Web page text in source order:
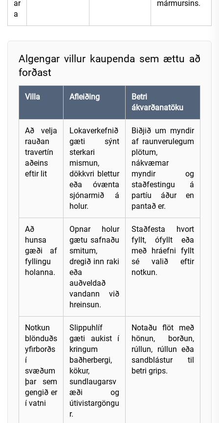
ar
a
mármursins.
Algengar villur kaupenda sem ættu að
forðast
Villa Afleiðing
Betri
ákvarðanatöku
Að velja
rauðan
travertín
aðeins
eftir lit
Lokaverkefnið
gæti sýnt
sterkari
mismun,
dökkvri blettur
eða óvænta
sjónarmið á
holur.
Biðjið um myndir
af raunverulegum
plötum,
nákvæmar
myndir og
staðfestingu á
partíu áður en
pantað er.
Að
hunsa
gæði af
fyllingu
holanna.
Opnar holur
gætu safnaðu
smitum,
dregið inn raki
eða
auðveldað
vandann við
hreinsun.
Staðfesta hvort
fyllt, ófyllt eða
með hráefni fyllt
sé valið eftir
notkun.
Notkun
blönduðs
yfirborðs
í
svæðum
þar sem
gengið er
í vatni
Slippuhlíf
gæti aukist í
kringum
baðherbergi,
kökur,
sundlaugarsv
æði og
útivistargöngu
r.
Notaðu flöt með
hönun, borðun,
rúllun, rúllun eða
sandblástur til
betri grips.